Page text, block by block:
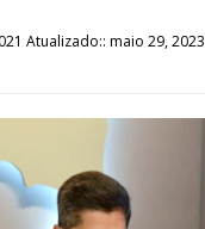
Atualizado:: maio 29, 2023